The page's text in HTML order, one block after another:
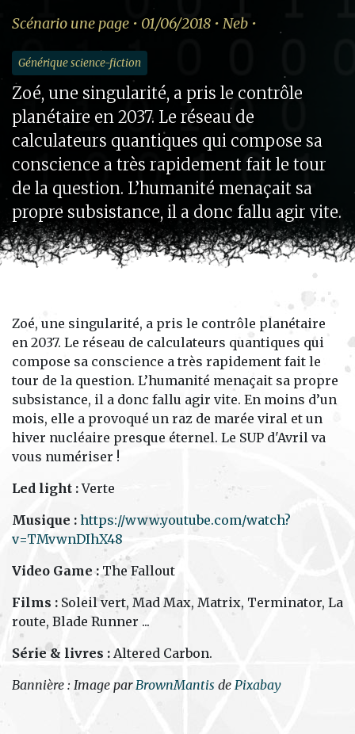
Scénario une page • 01/06/2018 • Neb •
Générique science-fiction
Zoé, une singularité, a pris le contrôle
planétaire en 2037. Le réseau de
calculateurs quantiques qui compose sa
conscience a très rapidement fait le tour
de la question. L’humanité menaçait sa
propre subsistance, il a donc fallu agir vite.
Zoé, une singularité, a pris le contrôle planétaire
en 2037. Le réseau de calculateurs quantiques qui
compose sa conscience a très rapidement fait le
tour de la question. L’humanité menaçait sa propre
subsistance, il a donc fallu agir vite. En moins d’un
mois, elle a provoqué un raz de marée viral et un
hiver nucléaire presque éternel. Le SUP d'Avril va
vous numériser !
Led light :Verte
Musique : https://www.youtube.com/watch?
v=TMvwnDIhX48
Video Game : The Fallout
Films : Soleil vert, Mad Max, Matrix, Terminator, La
route, Blade Runner ...
Série & livres : Altered Carbon.
Bannière : Image par BrownMantis de Pixabay